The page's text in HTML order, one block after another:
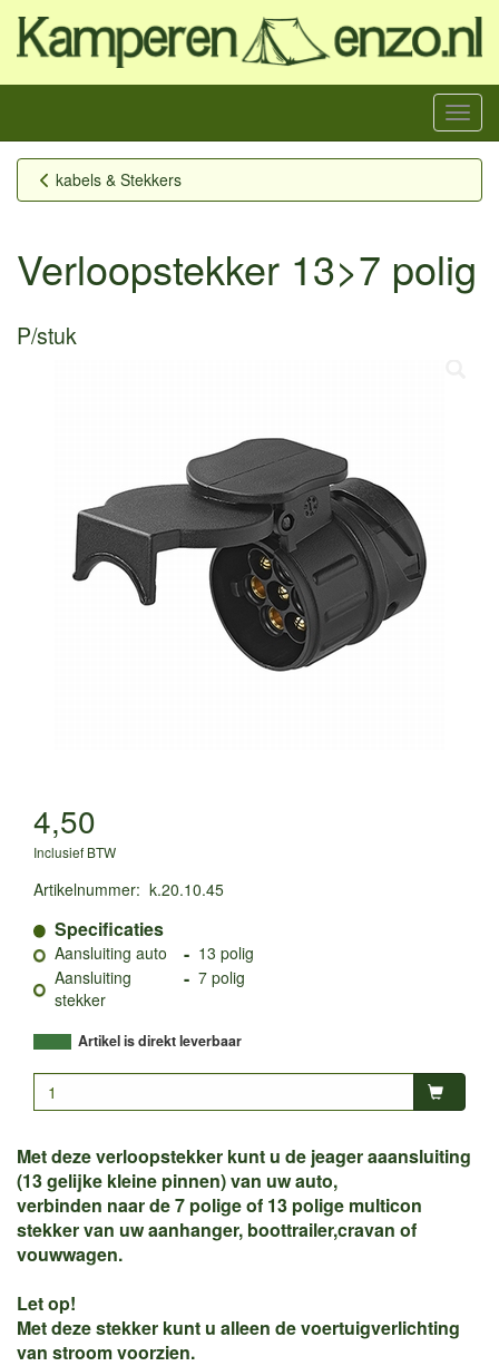
Menu
kabels & Stekkers
Verloopstekker 13>7 polig
P/stuk
4,50
Inclusief BTW
Artikelnummer: k.20.10.45
Specificaties
Aansluiting auto - 13 polig
Aansluiting
stekker
- 7 polig
Artikel is direkt leverbaar
Met deze verloopstekker kunt u de jeager aaansluiting
(13 gelijke kleine pinnen) van uw auto,
verbinden naar de 7 polige of 13 polige multicon
stekker van uw aanhanger, boottrailer,cravan of
vouwwagen.
Let op!
Met deze stekker kunt u alleen de voertuigverlichting
van stroom voorzien.